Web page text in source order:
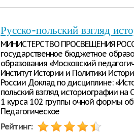
Русско-польский взгляд
МИНИСТЕРСТВО ПРОСВЕЩЕНИЯ
государственное бюджетное
образования «Московский
Институт Истории и Политики
России Доклад по дисциплине:
польский взгляд историографии на
1 курса 102 группы очной формы
Педагогическое
Рейтинг: